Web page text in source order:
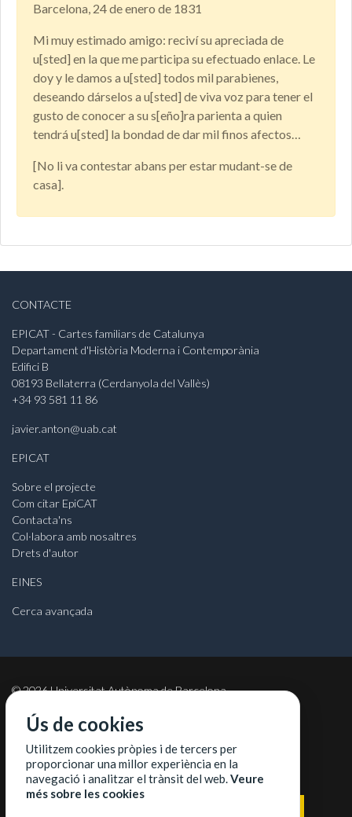
Barcelona, 24 de enero de 1831
Mi muy estimado amigo: reciví su apreciada de
u[sted] en la que me participa su efectuado enlace. Le
doy y le damos a u[sted] todos mil parabienes,
deseando dárselos a u[sted] de viva voz para tener el
gusto de conocer a su s[eño]ra parienta a quien
tendrá u[sted] la bondad de dar mil finos afectos…
[No li va contestar abans per estar mudant-se de
casa].
CONTACTE
EPICAT - Cartes familiars de Catalunya
Departament d'Història Moderna i Contemporània
Edifici B
08193 Bellaterra (Cerdanyola del Vallès)
+34 93 581 11 86
javier.anton@uab.cat
EPICAT
Sobre el projecte
Com citar EpiCAT
Contacta'ns
Col·labora amb nosaltres
Drets d'autor
EINES
Cerca avançada
©2026Universitat Autònoma de Barcelona
COL·LABORADORS
Ús de cookies
Utilitzem cookies pròpies i de tercers per
proporcionar una millor experiència en la
navegació i analitzar el trànsit del web.Veure
més sobre les cookies